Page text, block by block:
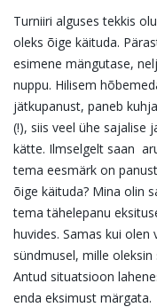
Turniiri alguses tekkis
oleks õige käituda.
esimene mängutase,
nuppu. Hilisem
jätkupanust, paneb
(!), siis veel ühe sajalise
kätte. Ilmselgelt saan
tema eesmärk on
õige käituda? Mina olin
tema tähelepanu
huvides. Samas kui olen
sündmusel, mille
Antud situatsioon
enda eksimust märgata.